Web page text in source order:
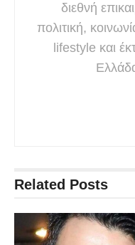
διεθνή
πολιτική,
lifestyle και
Related Posts